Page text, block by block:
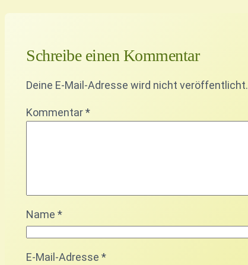
Schreibe einen Kommentar
Deine E-Mail-Adresse wird nicht veröffentlicht.
Kommentar*
Name *
E-Mail-Adresse *